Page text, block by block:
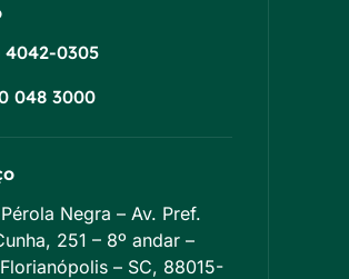
4042-0305
048 3000
Negra – Av. Pref.
251 – 8º andar –
– SC, 88015-